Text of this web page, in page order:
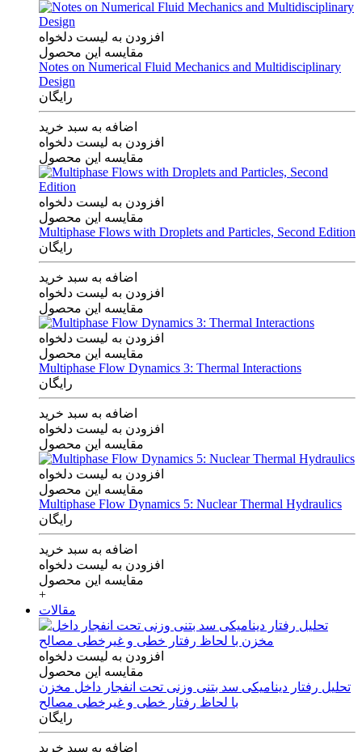
افزودن به لیست دلخواه
مقایسه این محصول
Notes on Numerical Fluid Mechanics and Multidisciplinary
Design
رایگان
اضافه به سبد خرید
افزودن به لیست دلخواه
مقایسه این محصول
افزودن به لیست دلخواه
مقایسه این محصول
Multiphase Flows with Droplets and Particles, Second Edition
رایگان
اضافه به سبد خرید
افزودن به لیست دلخواه
مقایسه این محصول
افزودن به لیست دلخواه
مقایسه این محصول
Multiphase Flow Dynamics 3: Thermal Interactions
رایگان
اضافه به سبد خرید
افزودن به لیست دلخواه
مقایسه این محصول
افزودن به لیست دلخواه
مقایسه این محصول
Multiphase Flow Dynamics 5: Nuclear Thermal Hydraulics
رایگان
اضافه به سبد خرید
افزودن به لیست دلخواه
مقایسه این محصول
+
مقالات
افزودن به لیست دلخواه
مقایسه این محصول
تحلیل رفتار دینامیکی سد بتنی وزنی تحت انفجار داخل مخزن
با لحاظ رفتار خطی و غیرخطی مصالح
رایگان
اضافه به سبد خرید